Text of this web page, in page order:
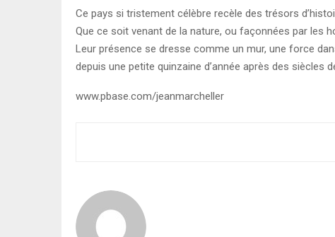
Ce pays si tristement célèbre recèle des trésors
Que ce soit venant de la nature, ou façonnées par les
Leur présence se dresse comme un mur, une force
depuis une petite quinzaine d’année après des siècles
www.pbase.com/jeanmarcheller